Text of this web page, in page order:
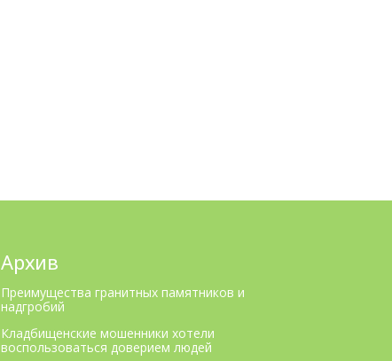
Архив
Преимущества гранитных памятников и
надгробий
Кладбищенские мошенники хотели
воспользоваться доверием людей